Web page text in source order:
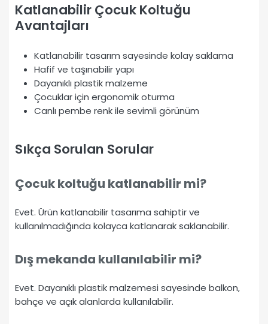
Katlanabilir Çocuk Koltuğu
Avantajları
Katlanabilir tasarım sayesinde kolay saklama
Hafif ve taşınabilir yapı
Dayanıklı plastik malzeme
Çocuklar için ergonomik oturma
Canlı pembe renk ile sevimli görünüm
Sıkça Sorulan Sorular
Çocuk koltuğu katlanabilir mi?
Evet. Ürün katlanabilir tasarıma sahiptir ve
kullanılmadığında kolayca katlanarak saklanabilir.
Dış mekanda kullanılabilir mi?
Evet. Dayanıklı plastik malzemesi sayesinde balkon,
bahçe ve açık alanlarda kullanılabilir.